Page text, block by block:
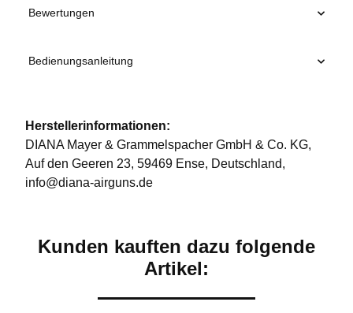
Bewertungen
Bedienungsanleitung
Herstellerinformationen:
DIANA Mayer & Grammelspacher GmbH & Co. KG,
Auf den Geeren 23, 59469 Ense, Deutschland,
info@diana-airguns.de
Kunden kauften dazu folgende
Artikel: